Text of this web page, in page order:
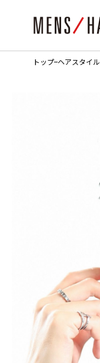
トップ ヘアスタイル